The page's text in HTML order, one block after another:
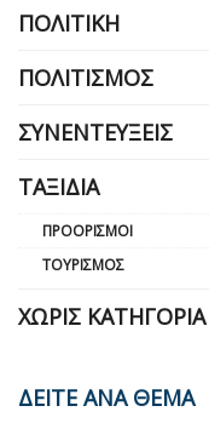
ΠΟΛΙΤΙΚΉ
ΠΟΛΙΤΙΣΜΌΣ
ΣΥΝΕΝΤΕΎΞΕΙΣ
ΤΑΞΊΔΙΑ
ΠΡΟΟΡΙΣΜΟΊ
ΤΟΥΡΙΣΜΌΣ
ΧΩΡΊΣ ΚΑΤΗΓΟΡΊΑ
ΔΕΙΤΕ ΑΝΑ ΘΕΜΑ